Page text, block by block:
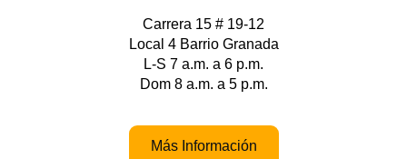
Carrera 15 # 19-12
Local 4 Barrio Granada
L-S 7 a.m. a 6 p.m.
Dom 8 a.m. a 5 p.m.
Más Información